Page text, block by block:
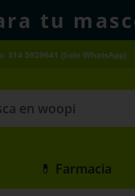
tu
314 5929641 (Solo WhatsApp)
en woopi
agility gold💊 Farmacia